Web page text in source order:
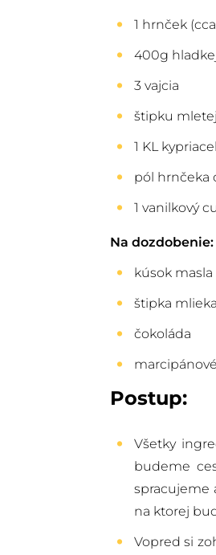
1 hrnček
400g
3 vajcia
štipku
1 KL
pól hrnčeka
1 vanilkový
Na dozdobenie:
kúsok masla
štipka mlieka
čokoláda
Postup:
Všetky
budeme
spracujeme
na ktorej
Vopred si